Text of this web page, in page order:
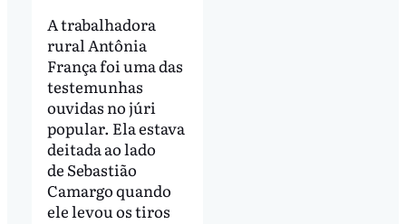
A trabalhadora
rural Antônia
França foi uma das
testemunhas
ouvidas no júri
popular. Ela estava
deitada ao lado
de Sebastião
Camargo quando
ele levou os tiros